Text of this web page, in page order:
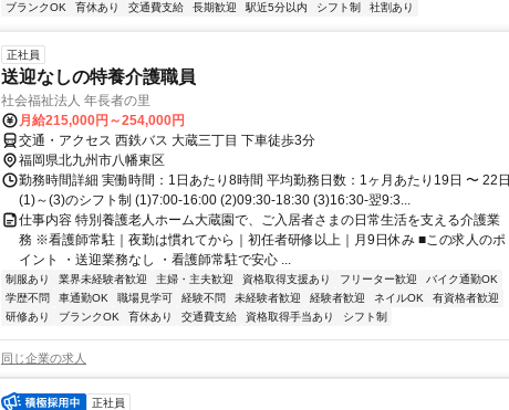
ブランクOK
育休あり 交通費支給 長期歓迎 駅近5分以内 シフト制 社割あり
正社員
送迎なしの特養介護職員
社会福祉法人 年長者の里
月給215,000円～254,000円
交通・アクセス 西鉄バス 大蔵三丁目 下車徒歩3分
福岡県北九州市八幡東区
勤務時間詳細 実働時間：1日あたり8時間 平均勤務日数：1ヶ月あたり19日 〜 22日
(1)～(3)のシフト制 (1)7:00-16:00 (2)09:30-18:30 (3)16:30-翌9:3...
仕事内容 特別養護老人ホーム大蔵園で、ご入居者さまの日常生活を支える介護業
務 ※看護師常駐｜夜勤は慣れてから｜初任者研修以上｜月9日休み ■この求人のポ
イント ・送迎業務なし ・看護師常駐で安心 ...
制服あり 業界未経験者歓迎 主婦・主夫歓迎 資格取得支援あり フリーター歓迎
バイク通勤OK
学歴不問
車通勤OK 職場見学可 経験不問 未経験者歓迎 経験者歓迎 ネイルOK
有資格者歓迎
研修あり
ブランクOK 育休あり 交通費支給 資格取得手当あり シフト制
同じ企業の求人
正社員